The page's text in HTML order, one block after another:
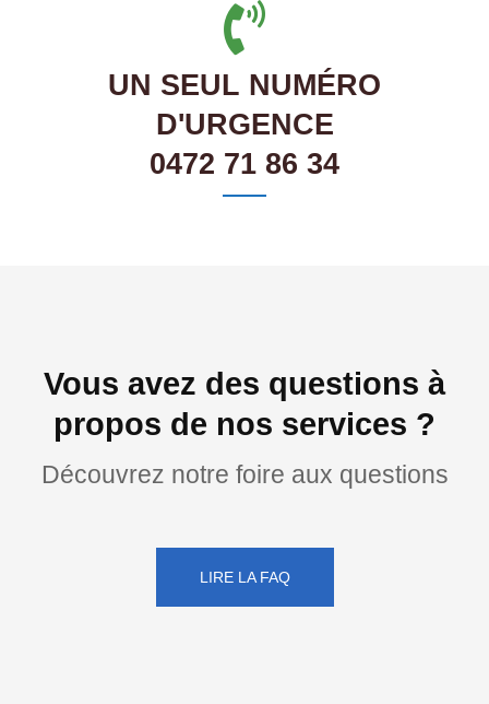
UN SEUL NUMÉRO
D'URGENCE
0472 71 86 34
Vous avez des questions à
propos de nos services ?
Découvrez notre foire aux questions
LIRE LA FAQ